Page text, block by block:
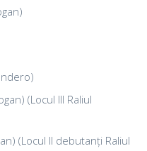
(Locul III Raliul
(Locul II debutanți Raliul